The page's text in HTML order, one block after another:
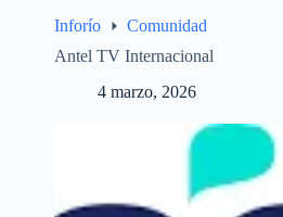
Inforío
Comunidad
Antel TV Internacional
4 marzo, 2026